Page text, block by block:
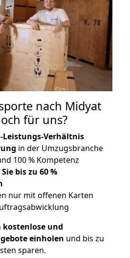
nach Midyat
für uns?
Leistungs-Verhältnis
in der Umzugsbranche
100 % Kompetenz
bis zu 60 %
nur mit offenen Karten
kostenlose und
einholen und bis zu
sparen.